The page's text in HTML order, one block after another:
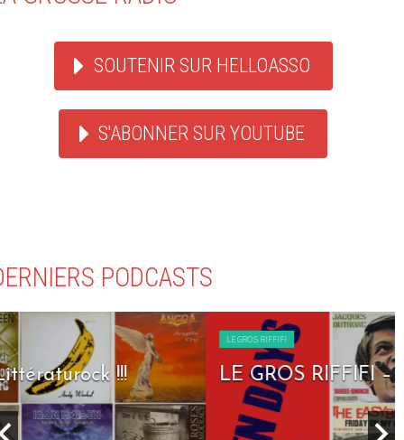
SOUTENIR SUR HELLOASSO
S'ABONNER SUR YOUTUBE
PODCASTS
LE GROS RIFFIFI
LE GROS RIFFIFI – Seven Days To Rock !!!